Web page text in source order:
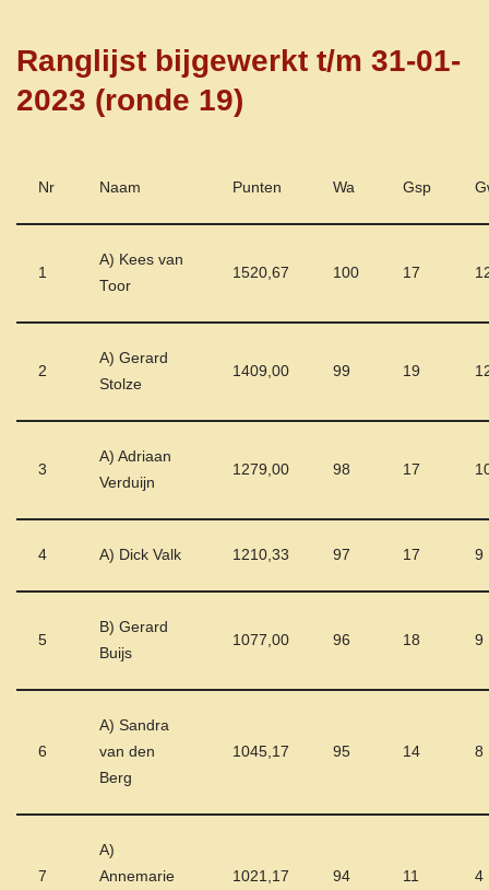
Ranglijst bijgewerkt t/m 31-01-
2023 (ronde 19)
Nr Naam Punten Wa Gsp
1
A) Kees van
Toor
1520,67 100 17
2
A) Gerard
Stolze
1409,00 99 19
3
A) Adriaan
Verduijn
1279,00 98 17
4 A) Dick Valk 1210,33 97 17 9
5
B) Gerard
Buijs
1077,00 96 18 9
6
A) Sandra
van den
Berg
1045,17 95 14 8
7
A)
Annemarie
1021,17 94 11 4